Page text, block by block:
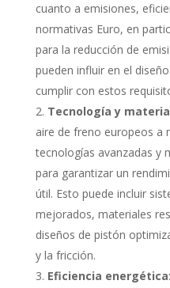
cuanto a emisiones,
normativas Euro, en
para la reducción de
pueden influir en el
cumplir con estos
Tecnología y
aire de freno europeos a
tecnologías avanzadas y
para garantizar un
útil. Esto puede incluir
mejorados, materiales
diseños de pistón
y la fricción.
Eficiencia energética